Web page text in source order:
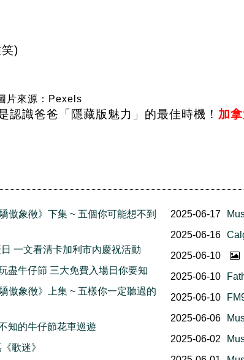
)
片來源：Pexels
認識爸爸「隱藏版魅力」的最佳時機！ 加
傲象徵》下集 ~ 五個你可能想不到
一文看清卡加利市內慶祝活動
盡牛仔節 三大免費入場日你要知
傲象徵》上集 ~ 五樣你一定聽過的
知的牛仔節花車巡遊
歌迷》
2025-06-17
2025-06-16
2025-06-10
2025-06-10
2025-06-10
2025-06-06
2025-06-02